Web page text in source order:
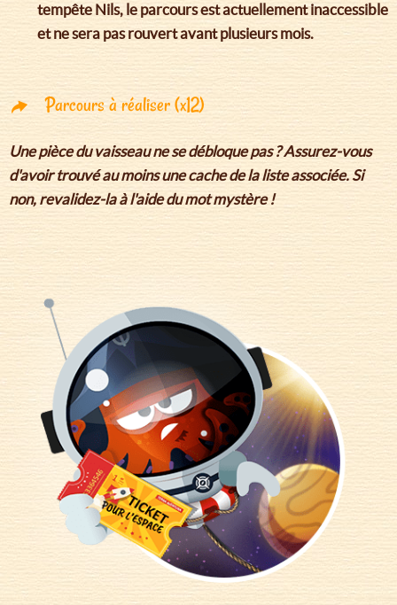
tempête Nils, le parcours est actuellement inaccessible
et ne sera pas rouvert avant plusieurs mois.
Parcours à réaliser (x12)
Une pièce du vaisseau ne se débloque pas ? Assurez-vous
d'avoir trouvé au moins une cache de la liste associée. Si
non, revalidez-la à l'aide du mot mystère !